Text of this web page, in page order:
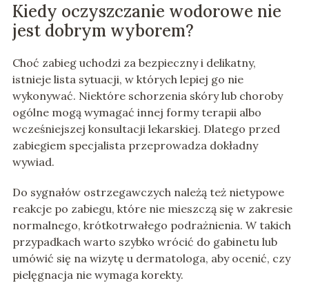
Kiedy oczyszczanie wodorowe nie
jest dobrym wyborem?
Choć zabieg uchodzi za bezpieczny i delikatny,
istnieje lista sytuacji, w których lepiej go nie
wykonywać. Niektóre schorzenia skóry lub choroby
ogólne mogą wymagać innej formy terapii albo
wcześniejszej konsultacji lekarskiej. Dlatego przed
zabiegiem specjalista przeprowadza dokładny
wywiad.
Do sygnałów ostrzegawczych należą też nietypowe
reakcje po zabiegu, które nie mieszczą się w zakresie
normalnego, krótkotrwałego podrażnienia. W takich
przypadkach warto szybko wrócić do gabinetu lub
umówić się na wizytę u dermatologa, aby ocenić, czy
pielęgnacja nie wymaga korekty.